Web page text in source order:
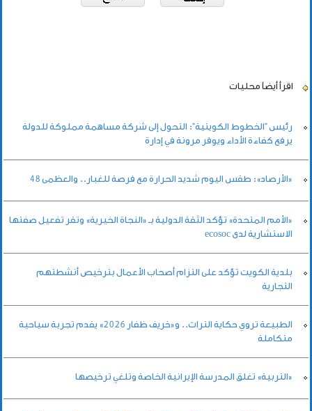
اقرأ أيضاً محليات
رئيس "الخطوط الكويتية": التحول إلى شركة مساهمة مملوكة للدولة
يرفع كفاءة الأداء ويوفر مرونة في إدارة
«الأرصاد»: طقس اليوم شديد الحرارة مع فرصة للغبار.. والعظمى 48
«الأمم المتحدة» تؤكد الثقة الدولية بـ «النجاة الخيرية» وتقر تفعيل صفتها
الاستشارية لدى ecosoc
بلدية الكويت تؤكد على التزام أصحاب الأعمال بترخيص أنشطتهم
التجارية
الطبيعة تروي حكاية التراث.. و«خريف ظفار 2026» يقدم تجربة سياحية
متكاملة
«التربية» تغلق المدرسة الإيرانية الخاصة وتلغي ترخيصها